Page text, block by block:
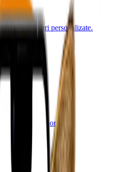
și sfaturi personalizate.
contra paraziților.